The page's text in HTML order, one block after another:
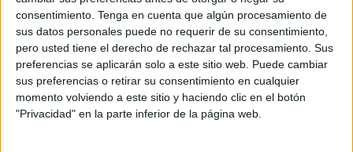
consentimiento. Tenga en cuenta que algún procesamiento de
sus datos personales puede no requerir de su consentimiento,
pero usted tiene el derecho de rechazar tal procesamiento. Sus
preferencias se aplicarán solo a este sitio web. Puede cambiar
sus preferencias o retirar su consentimiento en cualquier
momento volviendo a este sitio y haciendo clic en el botón
"Privacidad" en la parte inferior de la página web.
su humanidad
HACE 5 HORAS
Aplazado el amistoso entre el Ittihad de
Tánger y el FC Barcelona
HACE 6 HORAS